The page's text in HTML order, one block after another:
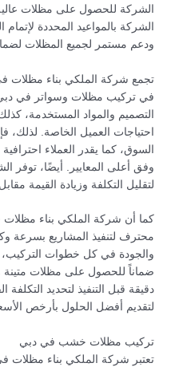
الشركة للحصول على مظلات
الشركة بالمواعيد المحددة
ودعم مستمر لجميع المظلات لضمان
تجمع شركة الملكي بناء مظلات
في تركيب مظلات وسواتر في
التصميم والمواد المستخدمة،
احتياجات العميل الخاصة. لذلك،
السوق، كما يقدر العملاء
وفق أعلى المعايير. أيضًا، توفر
لتقليل التكلفة وزيادة القيمة
كما أن شركة الملكي بناء
محترف لتنفيذ المشاريع بسرعة
والجودة في كل خطوات التركيب،
ضماناً للحصول على مظلات متينة
دقيقة قبل التنفيذ لتحديد
لتقديم أفضل الحلول بأرخص
تركيب مظلات خشب في دبي
تعتبر شركة الملكي بناء